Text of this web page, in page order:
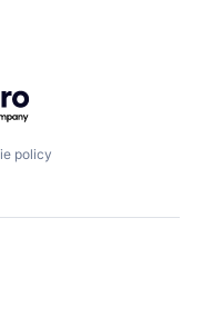
policy